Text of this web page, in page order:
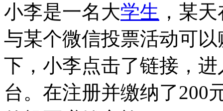
小李是一名大学生 ，某
与某个微信投票活动可
下，小李点击了链接，
台。在注册并缴纳了200